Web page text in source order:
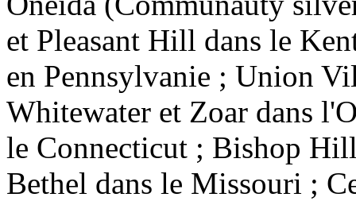
et Pleasant Hill dans le
en Pennsylvanie ; Union
Whitewater et Zoar dans
le Connecticut ; Bishop
Bethel dans le Missouri ;